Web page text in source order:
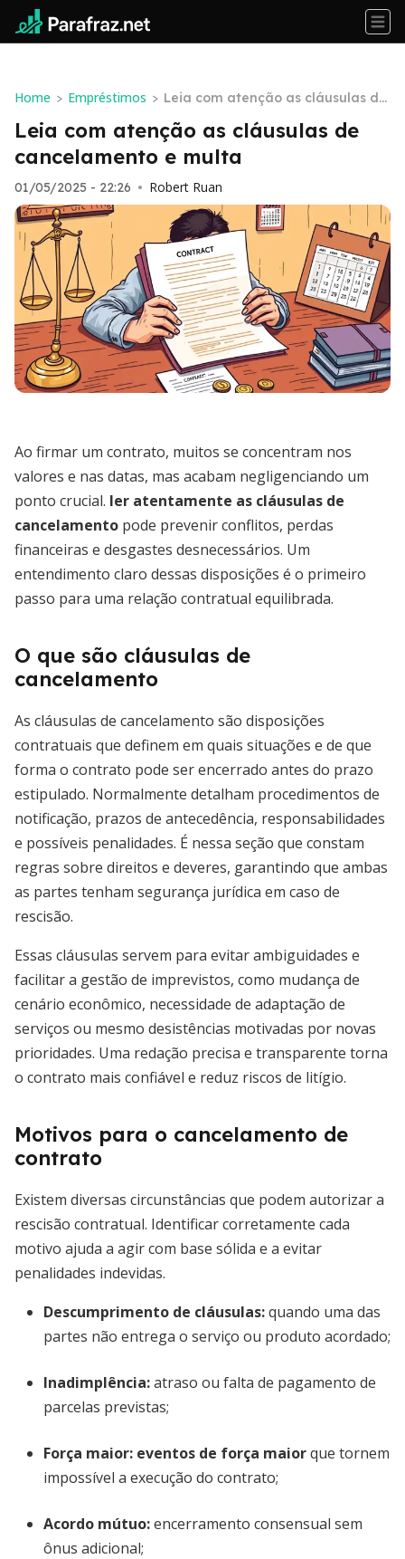
Home > Empréstimos > Leia com atenção as cláusulas de
cancelamento e multa
Leia com atenção as cláusulas de
cancelamento e multa
01/05/2025 - 22:26 • Robert Ruan
Ao firmar um contrato, muitos se concentram nos
valores e nas datas, mas acabam negligenciando um
ponto crucial. ler atentamente as cláusulas de
cancelamento pode prevenir conflitos, perdas
financeiras e desgastes desnecessários. Um
entendimento claro dessas disposições é o primeiro
passo para uma relação contratual equilibrada.
O que são cláusulas de
cancelamento
As cláusulas de cancelamento são disposições
contratuais que definem em quais situações e de que
forma o contrato pode ser encerrado antes do prazo
estipulado. Normalmente detalham procedimentos de
notificação, prazos de antecedência, responsabilidades
e possíveis penalidades. É nessa seção que constam
regras sobre direitos e deveres, garantindo que ambas
as partes tenham segurança jurídica em caso de
rescisão.
Essas cláusulas servem para evitar ambiguidades e
facilitar a gestão de imprevistos, como mudança de
cenário econômico, necessidade de adaptação de
serviços ou mesmo desistências motivadas por novas
prioridades. Uma redação precisa e transparente torna
o contrato mais confiável e reduz riscos de litígio.
Motivos para o cancelamento de
contrato
Existem diversas circunstâncias que podem autorizar a
rescisão contratual. Identificar corretamente cada
motivo ajuda a agir com base sólida e a evitar
penalidades indevidas.
Descumprimento de cláusulas:quando uma das
partes não entrega o serviço ou produto acordado;
Inadimplência:atraso ou falta de pagamento de
parcelas previstas;
Força maior: eventos de força maiorque tornem
impossível a execução do contrato;
Acordo mútuo:encerramento consensual sem
ônus adicional;